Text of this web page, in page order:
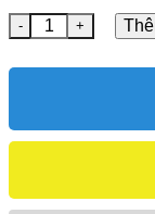
Vợt Pickleball